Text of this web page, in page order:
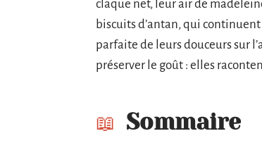
claque net, leur air de
biscuits d’antan, qui
parfaite de leurs douceurs sur
préserver le goût : elles
Sommaire